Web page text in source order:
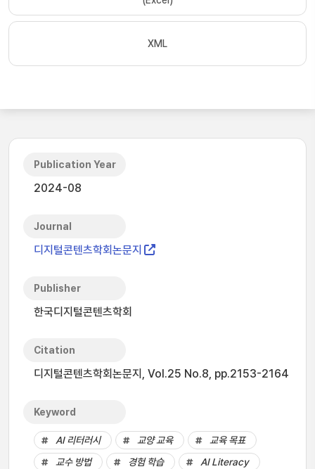
XML
Publication Year
2024-08
Journal
디지털콘텐츠학회논문지
Publisher
한국디지털콘텐츠학회
Citation
디지털콘텐츠학회논문지, Vol.25 No.8, pp.2153-2164
Keyword
AI 리터러시 교양 교육
교육 목표
교수 방법
경험 학습
AI Literacy